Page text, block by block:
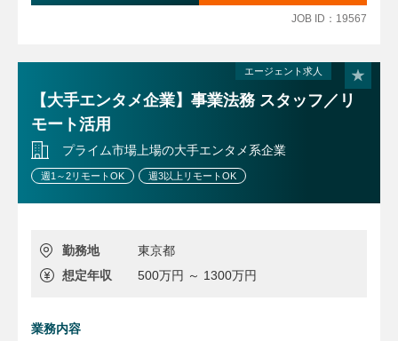
・新規サービス／プロダクトに関する知財クリアランスおよ
・競合特許・技術の調査分析および知財リスク対応（FTO
等）
・外部特許事務所・調査会社のマネジメント
・共同開発・ライセンス等における知財契約対応および権利
帰属・利用条件の調整
・グループ内外と連携した知財課題対応および知財体制・運
用の推進
・株主総会/取締役会/監査役会事務局運営
【業務に関する変更の範囲】
事業や所属部門の状況の変化等により、会社の指示する職務
内容へ変更することがあります
JOB ID：19567
エージェント求人
【大手エンタメ企業】事業法務 スタッフ／リ
モート活用
プライム市場上場の大手エンタメ系企業
週1～2リモートOK 週3以上リモートOK
勤務地
東京都
想定年収
500万円 ～ 1300万円
業務内容